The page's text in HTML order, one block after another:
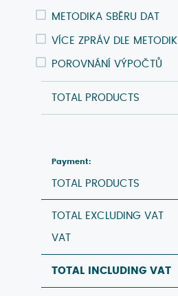
METODIKA SBĚRU DAT
VÍCE ZPRÁV DLE METODIK
POROVNÁNÍ VÝPOČTŮ
TOTAL PRODUCTS
Payment:
TOTAL PRODUCTS
TOTAL EXCLUDING VAT
VAT
TOTAL INCLUDING VAT